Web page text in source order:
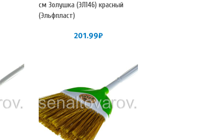
см Золушка (ЭЛ146) красный
(Эльфпласт)
201.99₽